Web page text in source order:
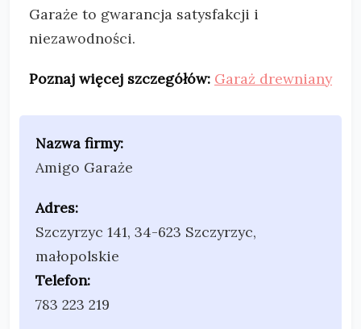
Garaże to gwarancja satysfakcji i
niezawodności.
Poznaj więcej szczegółów: Garaż drewniany
Nazwa firmy:
Amigo Garaże
Adres:
Szczyrzyc 141, 34-623 Szczyrzyc,
małopolskie
Telefon:
783 223 219